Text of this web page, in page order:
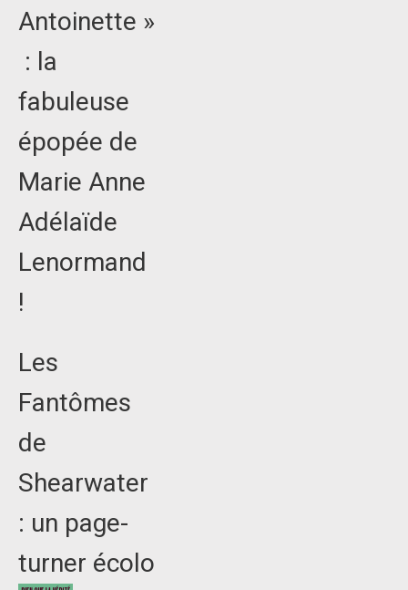
Antoinette »
: la
fabuleuse
épopée de
Marie Anne
Adélaïde
Lenormand
!
Les
Fantômes
de
Shearwater
: un page-
turner écolo